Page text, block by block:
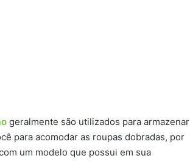
geralmente são utilizados para armazenar
para acomodar as roupas dobradas, por
um modelo que possui em sua